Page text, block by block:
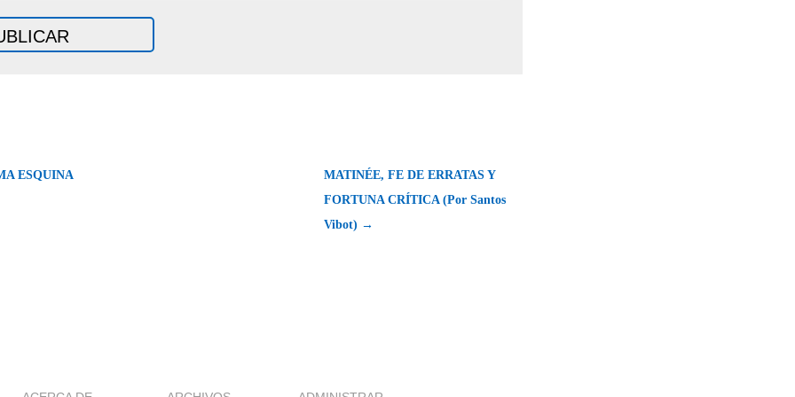
ESQUINA
MATINÉE, FE DE ERRATAS Y
FORTUNA CRÍTICA (Por Santos
Vibot) →